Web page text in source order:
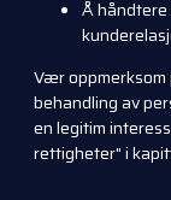
Å
Vær
behandling av
en legitim
rettigheter" i